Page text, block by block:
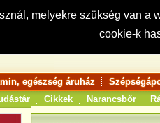
melyekre szükség van
cookie-k
Keresés:
egészség áruház
Cikkek Narancsbőr